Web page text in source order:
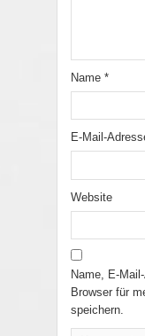
Name *
E-Mail-
Website
Name, E-
Browser für
speichern.